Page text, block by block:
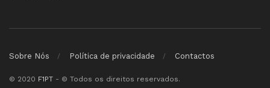
Sobre Nós Política de privacidade Contactos
© 2020 F1PT - © Todos os direitos reservados.